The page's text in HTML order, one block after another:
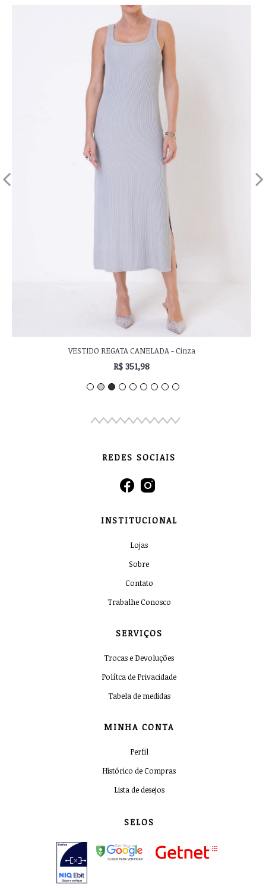
VESTIDO REGATA CANELADA - Cinza
R$ 351,98
REDES SOCIAIS
INSTITUCIONAL
Lojas
Sobre
Contato
Trabalhe Conosco
SERVIÇOS
Trocas e Devoluções
Polítca de Privacidade
Tabela de medidas
MINHA CONTA
Perfil
Histórico de Compras
Lista de desejos
SELOS